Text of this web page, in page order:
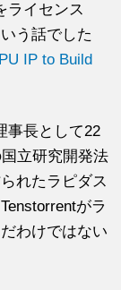
ライセンス
う話でした
IP to Build
事長として22
立研究開発法
れたラピダス
がラ
わけではない